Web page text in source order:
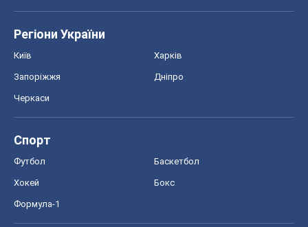
Регіони України
Київ Харків
Запоріжжя Дніпро
Черкаси
Спорт
Футбол Баскетбол
Хокей Бокс
Формула-1